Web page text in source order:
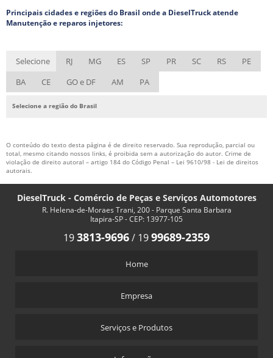
TURBO ALIMENTADOR
Principais cidades e regiões do Brasil onde a DieselTruck atende
Manutenção e reparos injetores:
Selecione RJ MG ES SP PR SC RS
PE
BA
CE GO e DF AM PA
Selecione a região do Brasil
O conteúdo do texto desta página é de direito reservado. Sua reprodução, parcial ou
total, mesmo citando nossos links, é proibida sem a autorização do autor. Crime de
violação de direito autoral – artigo 184 do Código Penal – Lei 9610/98 - Lei de direitos
autorais.
DieselTruck - Comércio de Peças e Serviços Automotores
R. Helena-de-Moraes Trani, 200 - Parque Santa Barbara
Itapira-SP - CEP: 13977-105
193813-9696/ 1999689-2359
Home
Empresa
Serviços e Produtos